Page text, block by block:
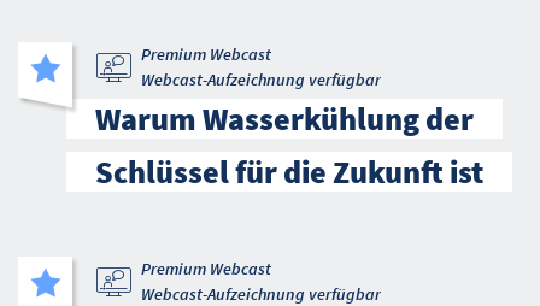
Premium Webcast
Webcast-Aufzeichnung verfügbar
Warum Wasserkühlung der
Schlüssel für die Zukunft ist
Premium Webcast
Webcast-Aufzeichnung verfügbar